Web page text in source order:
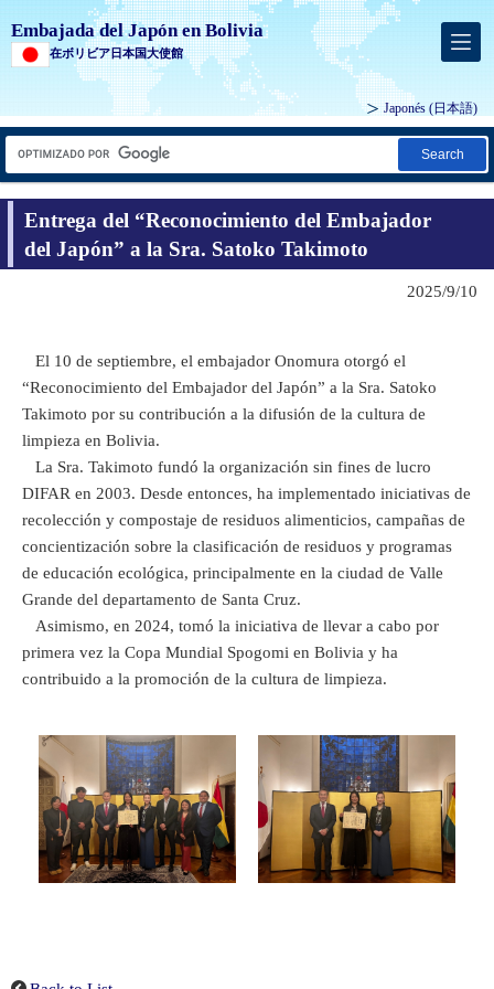
Embajada del Japón en Bolivia
在ボリビア日本国大使館
Japonés (日本語)
Search
Entrega del “Reconocimiento del Embajador
del Japón” a la Sra. Satoko Takimoto
2025/9/10
El 10 de septiembre, el embajador Onomura otorgó el
“Reconocimiento del Embajador del Japón” a la Sra. Satoko
Takimoto por su contribución a la difusión de la cultura de
limpieza en Bolivia.
La Sra. Takimoto fundó la organización sin fines de lucro
DIFAR en 2003. Desde entonces, ha implementado iniciativas de
recolección y compostaje de residuos alimenticios, campañas de
concientización sobre la clasificación de residuos y programas
de educación ecológica, principalmente en la ciudad de Valle
Grande del departamento de Santa Cruz.
Asimismo, en 2024, tomó la iniciativa de llevar a cabo por
primera vez la Copa Mundial Spogomi en Bolivia y ha
contribuido a la promoción de la cultura de limpieza.